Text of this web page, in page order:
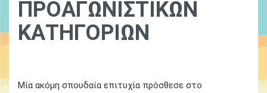
ΠΡΟΑΓΩΝΙΣΤΙΚΩΝ
ΚΑΤΗΓΟΡΙΩΝ
Μία ακόμη σπουδαία επιτυχία πρόσθεσε στο